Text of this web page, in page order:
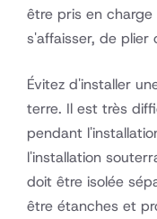
être pris en
s'affaisser, de plier
Évitez d'installer
terre. Il est très
pendant
l'installation
doit être isolée
être étanches et